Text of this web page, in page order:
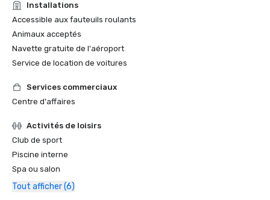
Installations
Accessible aux fauteuils roulants
Animaux acceptés
Navette gratuite de l'aéroport
Service de location de voitures
Services commerciaux
Centre d'affaires
Activités de loisirs
Club de sport
Piscine interne
Spa ou salon
Tout afficher (6)